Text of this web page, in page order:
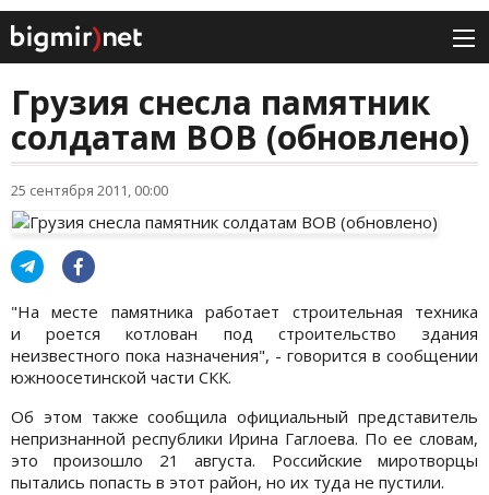
Грузия снесла памятник
солдатам ВОВ (обновлено)
25 сентября 2011, 00:00
"На месте памятника работает строительная техника
и роется котлован под строительство здания
неизвестного пока назначения", - говорится в сообщении
южноосетинской части СКК.
Об этом также сообщила официальный представитель
непризнанной республики Ирина Гаглоева. По ее словам,
это произошло 21 августа. Российские миротворцы
пытались попасть в этот район, но их туда не пустили.